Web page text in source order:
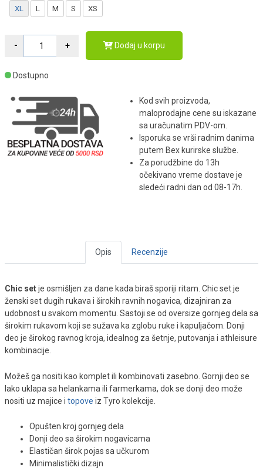
XL L M S XS
Dodaj u korpu
Dostupno
Kod svih proizvoda,
maloprodajne cene su iskazane
sa uračunatim PDV-om.
Isporuka se vrši radnim danima
putem Bex kurirske službe.
Za porudžbine do 13h
očekivano vreme dostave je
sledeći radni dan od 08-17h.
Opis Recenzije
Chic setje osmišljen za dane kada biraš sporiji ritam. Chic set je
ženski set dugih rukava i širokih ravnih nogavica, dizajniran za
udobnost u svakom momentu. Sastoji se od oversize gornjeg dela sa
širokim rukavom koji se sužava ka zglobu ruke i kapuljačom. Donji
deo je širokog ravnog kroja, idealnog za šetnje, putovanja i athleisure
kombinacije.
Možeš ga nositi kao komplet ili kombinovati zasebno. Gornji deo se
lako uklapa sa helankama ili farmerkama, dok se donji deo može
nositi uz majice i topove iz Tyro kolekcije.
Opušten kroj gornjeg dela
Donji deo sa širokim nogavicama
Elastičan širok pojas sa učkurom
Minimalistički dizajn